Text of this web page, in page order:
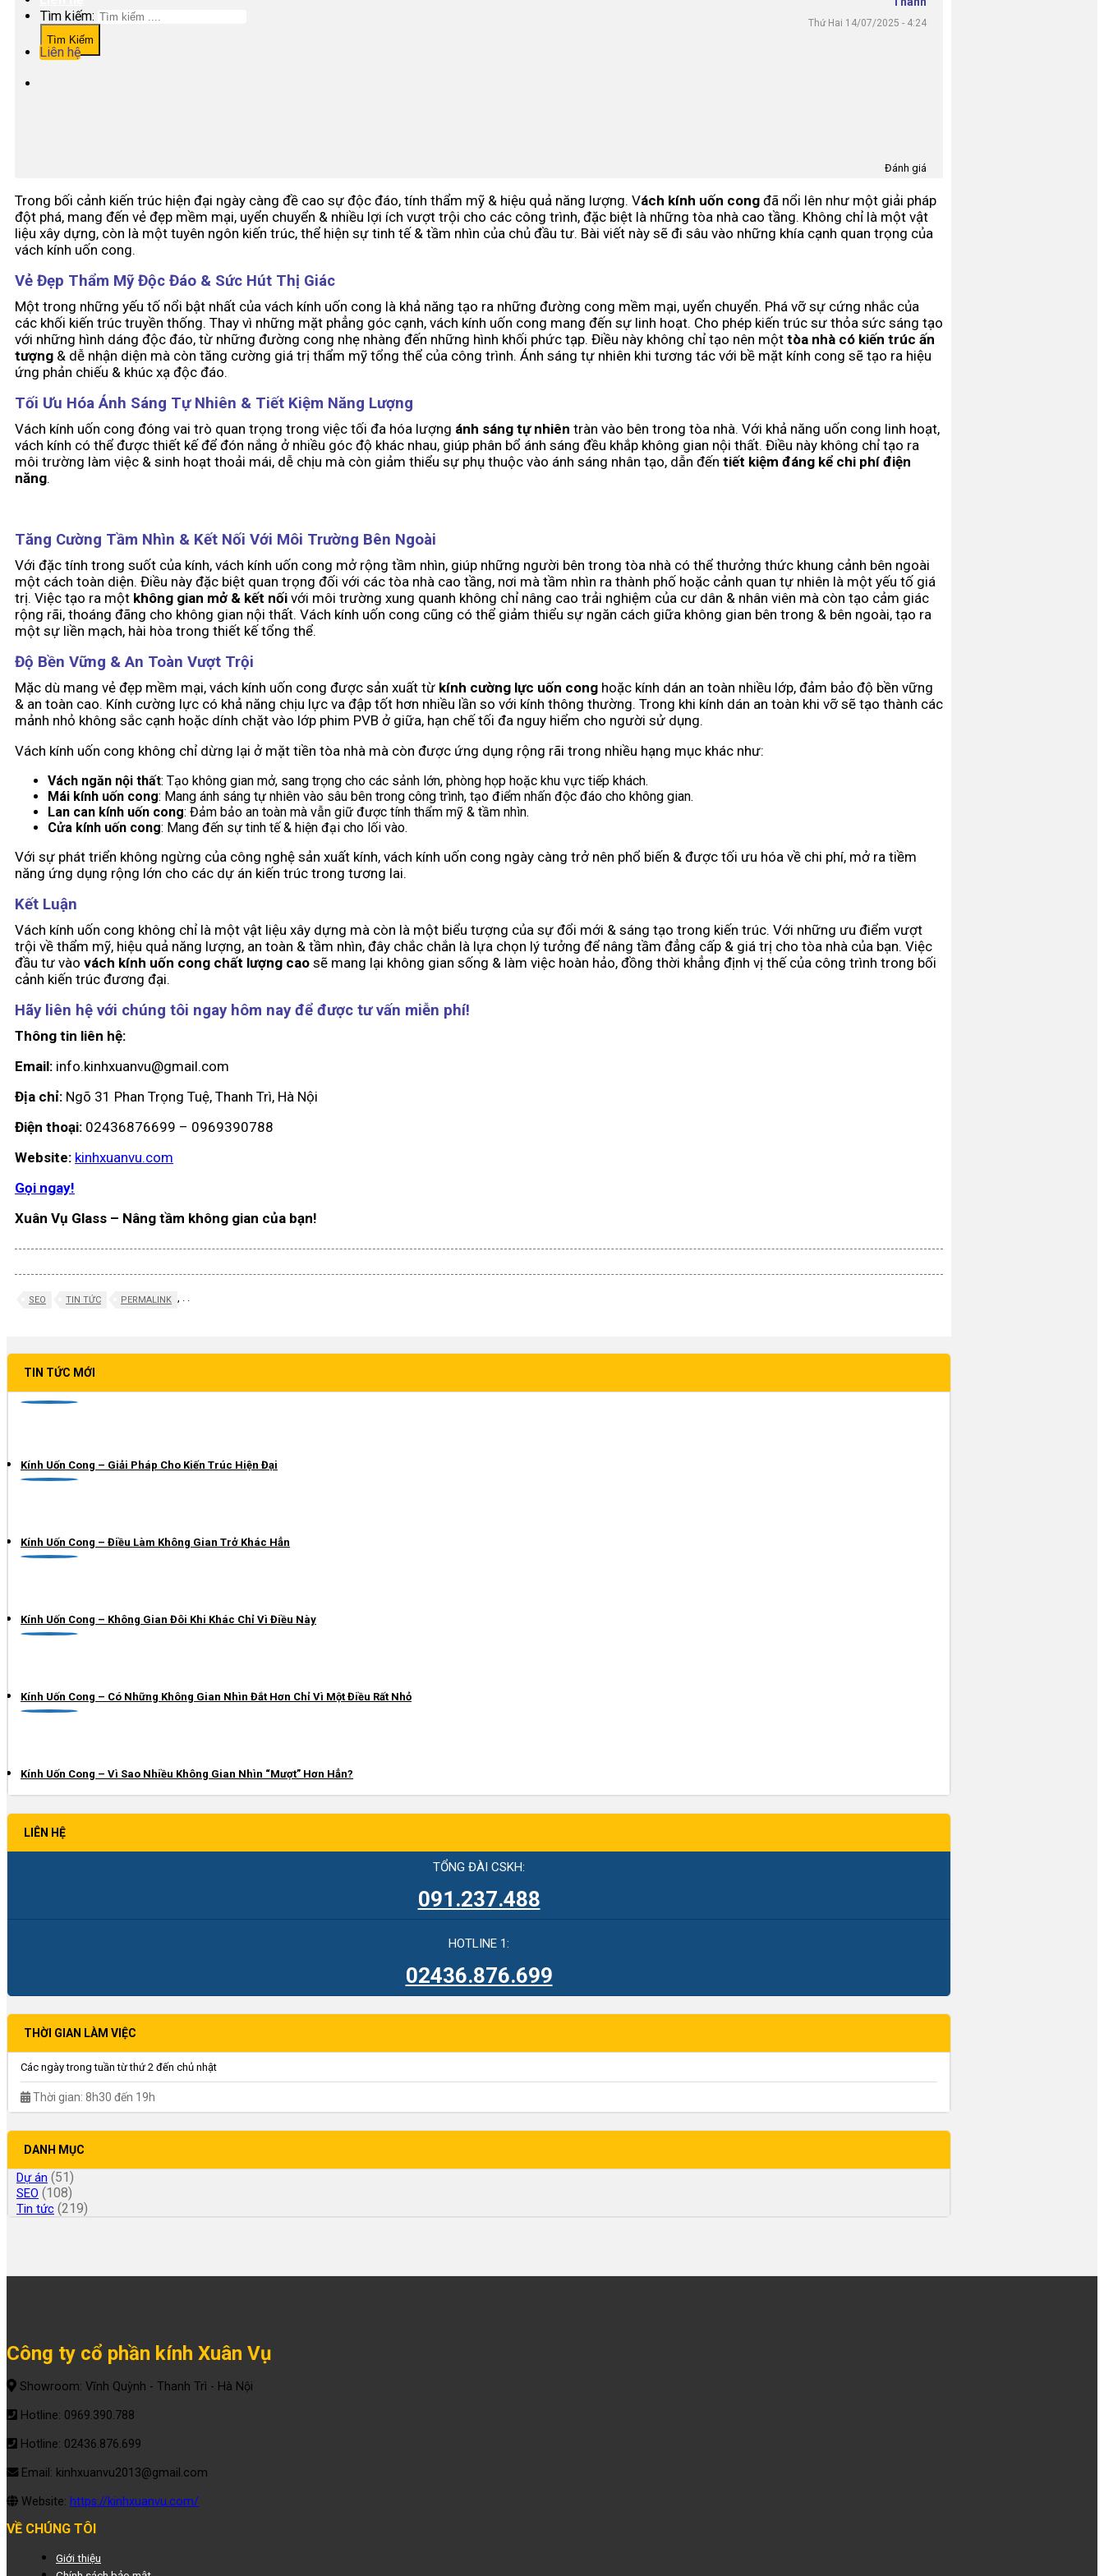
Tìm kiếm:
Liên hệ
Thứ Hai 14/07/2025 - 4:24
Đánh giá
Trong bối cảnh kiến trúc hiện đại ngày càng đề cao sự độc đáo, tính thẩm mỹ & hiệu quả năng lượng. Vách kính uốn cong đã nổi lên như một giải pháp
đột phá, mang đến vẻ đẹp mềm mại, uyển chuyển & nhiều lợi ích vượt trội cho các công trình, đặc biệt là những tòa nhà cao tầng. Không chỉ là một vật
liệu xây dựng, còn là một tuyên ngôn kiến trúc, thể hiện sự tinh tế & tầm nhìn của chủ đầu tư. Bài viết này sẽ đi sâu vào những khía cạnh quan trọng của
vách kính uốn cong.
Vẻ Đẹp Thẩm Mỹ Độc Đáo & Sức Hút Thị Giác
Một trong những yếu tố nổi bật nhất của vách kính uốn cong là khả năng tạo ra những đường cong mềm mại, uyển chuyển. Phá vỡ sự cứng nhắc của
các khối kiến trúc truyền thống. Thay vì những mặt phẳng góc cạnh, vách kính uốn cong mang đến sự linh hoạt. Cho phép kiến trúc sư thỏa sức sáng tạo
với những hình dáng độc đáo, từ những đường cong nhẹ nhàng đến những hình khối phức tạp. Điều này không chỉ tạo nên một tòa nhà có kiến trúc ấn
tượng & dễ nhận diện mà còn tăng cường giá trị thẩm mỹ tổng thể của công trình. Ánh sáng tự nhiên khi tương tác với bề mặt kính cong sẽ tạo ra hiệu
ứng phản chiếu & khúc xạ độc đáo.
Tối Ưu Hóa Ánh Sáng Tự Nhiên & Tiết Kiệm Năng Lượng
Vách kính uốn cong đóng vai trò quan trọng trong việc tối đa hóa lượng ánh sáng tự nhiên tràn vào bên trong tòa nhà. Với khả năng uốn cong linh hoạt,
vách kính có thể được thiết kế để đón nắng ở nhiều góc độ khác nhau, giúp phân bổ ánh sáng đều khắp không gian nội thất. Điều này không chỉ tạo ra
môi trường làm việc & sinh hoạt thoải mái, dễ chịu mà còn giảm thiểu sự phụ thuộc vào ánh sáng nhân tạo, dẫn đến tiết kiệm đáng kể chi phí điện
năng.
Tăng Cường Tầm Nhìn & Kết Nối Với Môi Trường Bên Ngoài
Với đặc tính trong suốt của kính, vách kính uốn cong mở rộng tầm nhìn, giúp những người bên trong tòa nhà có thể thưởng thức khung cảnh bên ngoài
một cách toàn diện. Điều này đặc biệt quan trọng đối với các tòa nhà cao tầng, nơi mà tầm nhìn ra thành phố hoặc cảnh quan tự nhiên là một yếu tố giá
trị. Việc tạo ra một không gian mở & kết nối với môi trường xung quanh không chỉ nâng cao trải nghiệm của cư dân & nhân viên mà còn tạo cảm giác
rộng rãi, thoáng đãng cho không gian nội thất. Vách kính uốn cong cũng có thể giảm thiểu sự ngăn cách giữa không gian bên trong & bên ngoài, tạo ra
một sự liền mạch, hài hòa trong thiết kế tổng thể.
Độ Bền Vững & An Toàn Vượt Trội
Mặc dù mang vẻ đẹp mềm mại, vách kính uốn cong được sản xuất từ kính cường lực uốn cong hoặc kính dán an toàn nhiều lớp, đảm bảo độ bền vững
& an toàn cao. Kính cường lực có khả năng chịu lực va đập tốt hơn nhiều lần so với kính thông thường. Trong khi kính dán an toàn khi vỡ sẽ tạo thành các
mảnh nhỏ không sắc cạnh hoặc dính chặt vào lớp phim PVB ở giữa, hạn chế tối đa nguy hiểm cho người sử dụng.
Vách kính uốn cong không chỉ dừng lại ở mặt tiền tòa nhà mà còn được ứng dụng rộng rãi trong nhiều hạng mục khác như:
Vách ngăn nội thất: Tạo không gian mở, sang trọng cho các sảnh lớn, phòng họp hoặc khu vực tiếp khách.
Mái kính uốn cong: Mang ánh sáng tự nhiên vào sâu bên trong công trình, tạo điểm nhấn độc đáo cho không gian.
Lan can kính uốn cong: Đảm bảo an toàn mà vẫn giữ được tính thẩm mỹ & tầm nhìn.
Cửa kính uốn cong: Mang đến sự tinh tế & hiện đại cho lối vào.
Với sự phát triển không ngừng của công nghệ sản xuất kính, vách kính uốn cong ngày càng trở nên phổ biến & được tối ưu hóa về chi phí, mở ra tiềm
năng ứng dụng rộng lớn cho các dự án kiến trúc trong tương lai.
Kết Luận
Vách kính uốn cong không chỉ là một vật liệu xây dựng mà còn là một biểu tượng của sự đổi mới & sáng tạo trong kiến trúc. Với những ưu điểm vượt
trội về thẩm mỹ, hiệu quả năng lượng, an toàn & tầm nhìn, đây chắc chắn là lựa chọn lý tưởng để nâng tầm đẳng cấp & giá trị cho tòa nhà của bạn. Việc
đầu tư vào vách kính uốn cong chất lượng cao sẽ mang lại không gian sống & làm việc hoàn hảo, đồng thời khẳng định vị thế của công trình trong bối
cảnh kiến trúc đương đại.
Hãy liên hệ với chúng tôi ngay hôm nay để được tư vấn miễn phí!
Thông tin liên hệ:
Email: info.kinhxuanvu@gmail.com
Địa chỉ: Ngõ 31 Phan Trọng Tuệ, Thanh Trì, Hà Nội
Điện thoại: 02436876699 – 0969390788
Website: kinhxuanvu.com
Gọi ngay!
Xuân Vụ Glass – Nâng tầm không gian của bạn!
SEO ,
TIN TỨC .
PERMALINK .
TIN TỨC MỚI
Kính Uốn Cong – Giải Pháp Cho Kiến Trúc Hiện Đại
Kính Uốn Cong – Điều Làm Không Gian Trở Khác Hẳn
Kính Uốn Cong – Không Gian Đôi Khi Khác Chỉ Vì Điều Này
Kính Uốn Cong – Có Những Không Gian Nhìn Đắt Hơn Chỉ Vì Một Điều Rất Nhỏ
Kính Uốn Cong – Vì Sao Nhiều Không Gian Nhìn “Mượt” Hơn Hẳn?
LIÊN HỆ
TỔNG ĐÀI CSKH:
091.237.488
HOTLINE 1:
02436.876.699
THỜI GIAN LÀM VIỆC
Các ngày trong tuần từ thứ 2 đến chủ nhật
Thời gian: 8h30 đến 19h
DANH MỤC
Dự án (51)
SEO (108)
Tin tức (219)
Công ty cổ phần kính Xuân Vụ
Showroom: Vĩnh Quỳnh - Thanh Trì - Hà Nội
Hotline: 0969.390.788
Hotline: 02436.876.699
Email: kinhxuanvu2013@gmail.com
Website: https://kinhxuanvu.com/
VỀ CHÚNG TÔI
Giới thiệu